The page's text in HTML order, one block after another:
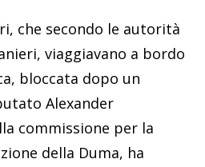
che secondo le autorità
viaggiavano a bordo
bloccata dopo un
Alexander
commissione per la
della Duma, ha